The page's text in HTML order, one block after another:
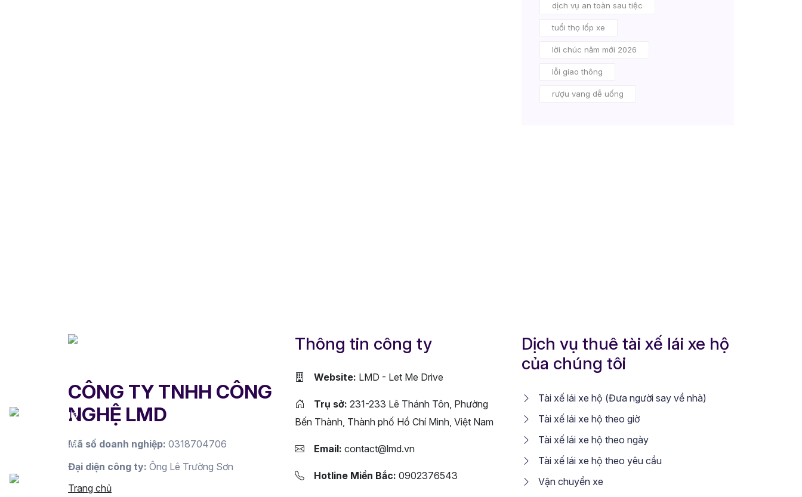
dịch vụ an toàn sau tiệc
tuổi thọ lốp xe
lời chúc năm mới 2026
lỗi giao thông
rượu vang dễ uống
CÔNG TY TNHH CÔNG
NGHỆ LMD
Mã số doanh nghiệp: 0318704706
Đại diện công ty: Ông Lê Trường Sơn
Trang chủ
Thông tin công ty
Website: LMD - Let Me Drive
Trụ sở: 231-233 Lê Thánh Tôn, Phường
Bến Thành, Thành phố Hồ Chí Minh, Việt Nam
Email: contact@lmd.vn
Hotline Miền Bắc: 0902376543
Dịch vụ thuê tài xế lái xe hộ
của chúng tôi
Tài xế lái xe hộ (Đưa người say về nhà)
Tài xế lái xe hộ theo giờ
Tài xế lái xe hộ theo ngày
Tài xế lái xe hộ theo yêu cầu
Vận chuyển xe